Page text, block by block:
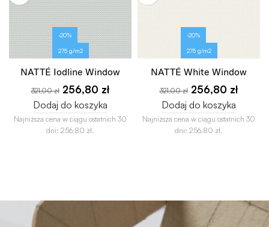
-20%
275 g/m2
NATTÉ Iodline Window
321,00zł 256,80 zł
Dodaj do koszyka
Najniższa cena w ciągu ostatnich 30
dni: 256,80 zł
-20%
275 g/m2
NATTÉ White Window
321,00zł 256,80 zł
Dodaj do koszyka
Najniższa cena w ciągu ostatnich 30
dni: 256,80 zł